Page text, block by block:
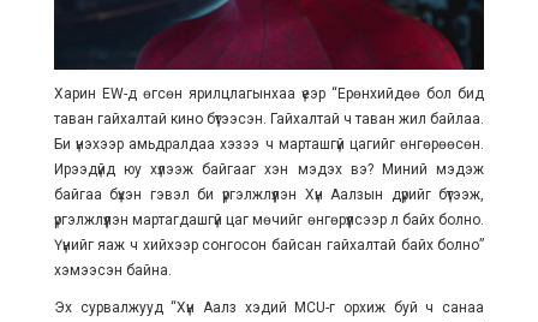
Харин EW-д өгсөн ярилцлагынхаа үеэр “Ерөнхийдөө бол бид
таван гайхалтай кино бүтээсэн. Гайхалтай ч таван жил байлаа.
Би үнэхээр амьдралдаа хэзээ ч марташгүй цагийг өнгөрөөсөн.
Ирээдүйд юу хүлээж байгааг хэн мэдэх вэ? Миний мэдэж
байгаа бүхэн гэвэл би үргэлжлүүлэн Хүн Аалзын дүрийг бүтээж,
үргэлжлүүлэн мартагдашгүй цаг мөчийг өнгөрүүлсээр л байх болно.
Үүнийг яаж ч хийхээр сонгосон байсан гайхалтай байх болно”
хэмээсэн байна.
Эх сурвалжууд “Хүн Аалз хэдий MCU-г орхиж буй ч санаа